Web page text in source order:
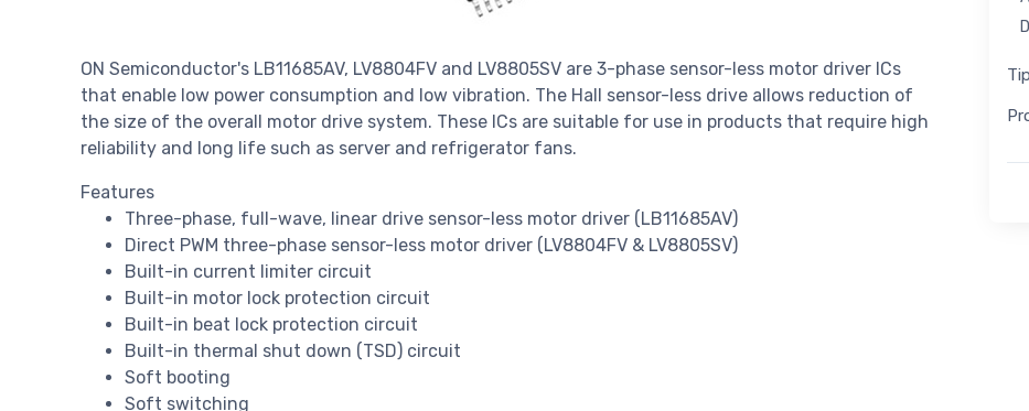
ON Semiconductor's LB11685AV, LV8804FV and LV8805SV are 3-phase sensor-less motor driver ICs
that enable low power consumption and low vibration. The Hall sensor-less drive allows reduction of
the size of the overall motor drive system. These ICs are suitable for use in products that require high
reliability and long life such as server and refrigerator fans.
Features
Three-phase, full-wave, linear drive sensor-less motor driver (LB11685AV)
Direct PWM three-phase sensor-less motor driver (LV8804FV & LV8805SV)
Built-in current limiter circuit
Built-in motor lock protection circuit
Built-in beat lock protection circuit
Built-in thermal shut down (TSD) circuit
Soft booting
Soft switching